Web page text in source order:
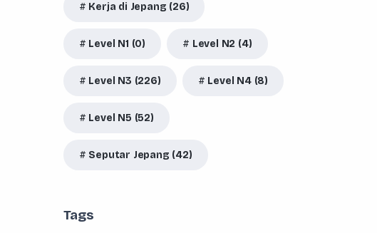
Kerja di Jepang (26)
Level N1 (0) Level N2 (4)
Level N3 (226) Level N4 (8)
Level N5 (52)
Seputar Jepang (42)
Tags